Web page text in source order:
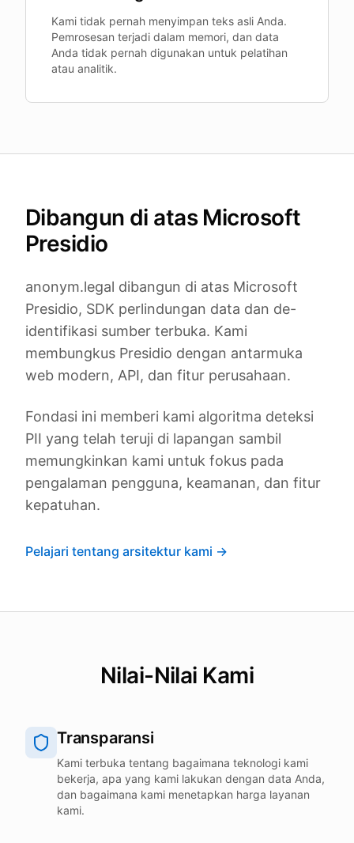
Kami tidak pernah menyimpan teks asli Anda.
Pemrosesan terjadi dalam memori, dan data
Anda tidak pernah digunakan untuk pelatihan
atau analitik.
Dibangun di atas Microsoft
Presidio
anonym.legal dibangun di atas Microsoft
Presidio, SDK perlindungan data dan de-
identifikasi sumber terbuka. Kami
membungkus Presidio dengan antarmuka
web modern, API, dan fitur perusahaan.
Fondasi ini memberi kami algoritma deteksi
PII yang telah teruji di lapangan sambil
memungkinkan kami untuk fokus pada
pengalaman pengguna, keamanan, dan fitur
kepatuhan.
Pelajari tentang arsitektur kami →
Nilai-Nilai Kami
Transparansi
Kami terbuka tentang bagaimana teknologi kami
bekerja, apa yang kami lakukan dengan data Anda,
dan bagaimana kami menetapkan harga layanan
kami.